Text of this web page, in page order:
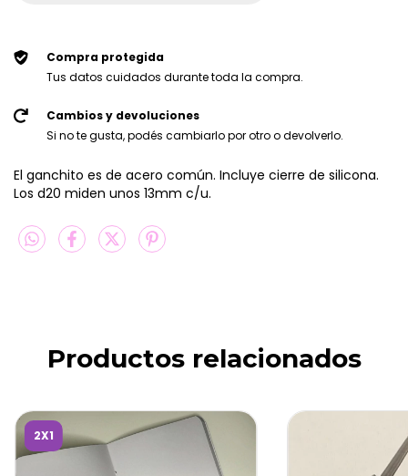
Compra protegida
Tus datos cuidados durante toda la compra.
Cambios y devoluciones
Si no te gusta, podés cambiarlo por otro o devolverlo.
El ganchito es de acero común. Incluye cierre de silicona.
Los d20 miden unos 13mm c/u.
Productos relacionados
2X1